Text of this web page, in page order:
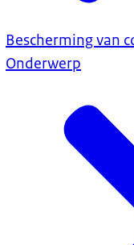
Bescherming van
Onderwerp